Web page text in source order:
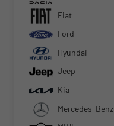
Fiat
Ford
Hyundai
Jeep
Kia
Mercedes-Benz